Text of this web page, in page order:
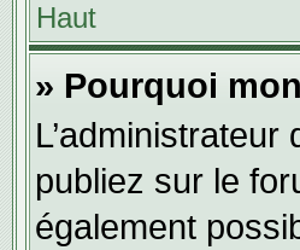
Haut
» Pourquoi
publiez sur le
également